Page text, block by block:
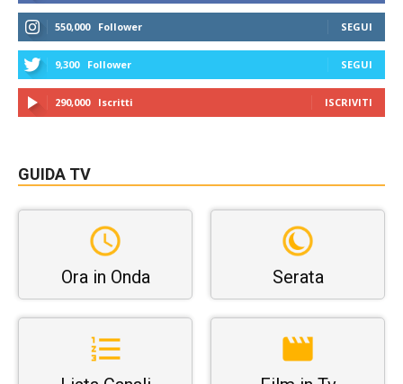
550,000 Follower SEGUI
9,300 Follower SEGUI
290,000 Iscritti ISCRIVITI
GUIDA TV
Ora in Onda Serata